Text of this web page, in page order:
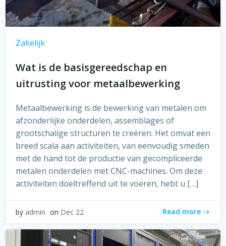
Zakelijk
Wat is de basisgereedschap en
uitrusting voor metaalbewerking
Metaalbewerking is de bewerking van metalen om
afzonderlijke onderdelen, assemblages of
grootschalige structuren te creëren. Het omvat een
breed scala aan activiteiten, van eenvoudig smeden
met de hand tot de productie van gecompliceerde
metalen onderdelen met CNC-machines. Om deze
activiteiten doeltreffend uit te voeren, hebt u […]
by admin on Dec 22 Read more